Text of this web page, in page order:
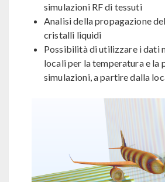
simulazioni RF di tessuti
Analisi della propagazione
cristalli liquidi
Possibilità di utilizzare i dati
locali per la temperatura e la
simulazioni, a partire dalla